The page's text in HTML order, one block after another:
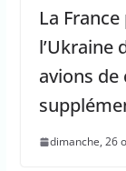
La
l’Ukraine
avions de
dimanche, 26